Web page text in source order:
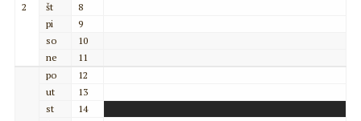
2
št
8
pi
9
so
10
ne
11
po
12
ut
13
st
14